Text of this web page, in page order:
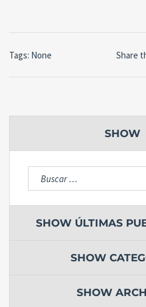
Share
Tags: None
SHOW
Buscar:
SHOW ÚLTIMAS
SHOW
SHOW